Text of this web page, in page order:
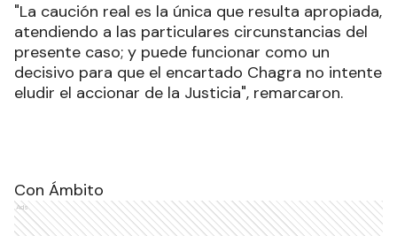
"La caución real es la única que resulta apropiada,
atendiendo a las particulares circunstancias del
presente caso; y puede funcionar como un
decisivo para que el encartado Chagra no intente
eludir el accionar de la Justicia", remarcaron.
Con Ámbito
Ads